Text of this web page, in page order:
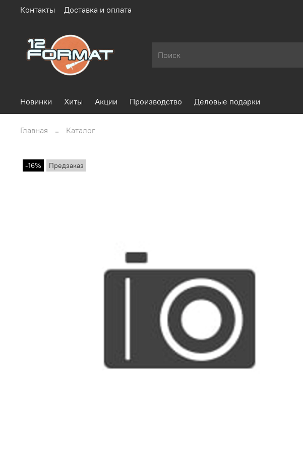
Контакты Доставка и оплата
Новинки Хиты Акции Производство Деловые подарки
Главная Каталог
-16% Предзаказ